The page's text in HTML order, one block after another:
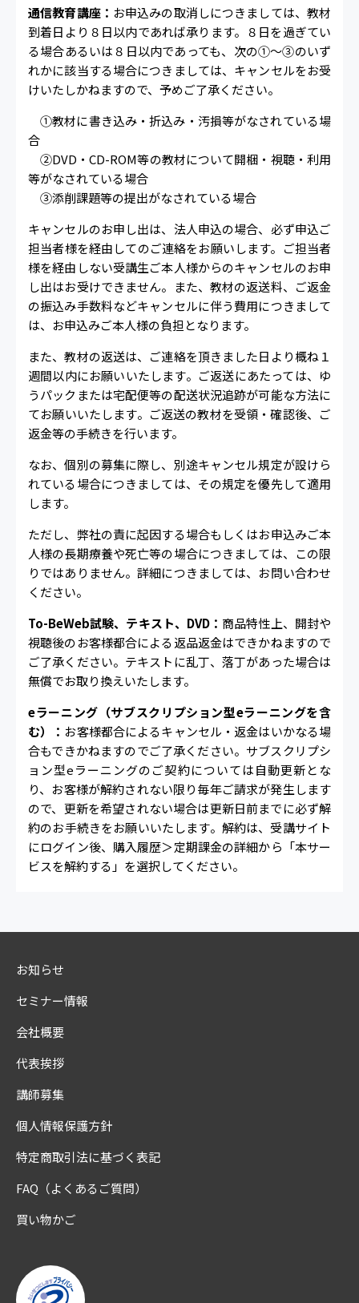
通信教育講座： お申込みの取消しにつきましては、教材
到着日より８日以内であれば承ります。８日を過ぎてい
る場合あるいは８日以内であっても、次の①～③のいず
れかに該当する場合につきましては、キャンセルをお受
けいたしかねますので、予めご了承ください。
①教材に書き込み・折込み・汚損等がなされている場
合
②DVD・CD-ROM等の教材について開梱・視聴・利用
等がなされている場合
③添削課題等の提出がなされている場合
キャンセルのお申し出は、法人申込の場合、必ず申込ご
担当者様を経由してのご連絡をお願いします。ご担当者
様を経由しない受講生ご本人様からのキャンセルのお申
し出はお受けできません。また、教材の返送料、ご返金
の振込み手数料などキャンセルに伴う費用につきまして
は、お申込みご本人様の負担となります。
また、教材の返送は、ご連絡を頂きました日より概ね１
週間以内にお願いいたします。ご返送にあたっては、ゆ
うパックまたは宅配便等の配送状況追跡が可能な方法に
てお願いいたします。ご返送の教材を受領・確認後、ご
返金等の手続きを行います。
なお、個別の募集に際し、別途キャンセル規定が設けら
れている場合につきましては、その規定を優先して適用
します。
ただし、弊社の責に起因する場合もしくはお申込みご本
人様の長期療養や死亡等の場合につきましては、この限
りではありません。詳細につきましては、お問い合わせ
ください。
To-BeWeb試験、テキスト、DVD： 商品特性上、開封や
視聴後のお客様都合による返品返金はできかねますので
ご了承ください。テキストに乱丁、落丁があった場合は
無償でお取り換えいたします。
eラーニング（サブスクリプション型eラーニングを含
む）： お客様都合によるキャンセル・返金はいかなる場
合もできかねますのでご了承ください。サブスクリプシ
ョン型eラーニングのご契約については自動更新とな
り、お客様が解約されない限り毎年ご請求が発生します
ので、更新を希望されない場合は更新日前までに必ず解
約のお手続きをお願いいたします。解約は、受講サイト
にログイン後、購入履歴＞定期課金の詳細から「本サー
ビスを解約する」を選択してください。
お知らせ
セミナー情報
会社概要
代表挨拶
講師募集
個人情報保護方針
特定商取引法に基づく表記
FAQ（よくあるご質問）
買い物かご